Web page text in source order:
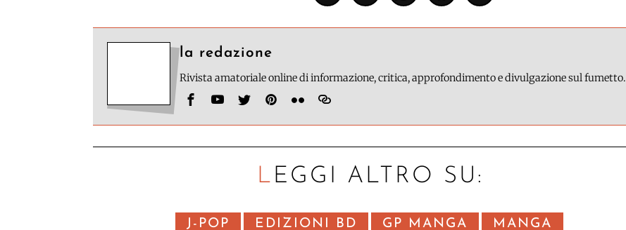
la redazione
Rivista amatoriale online di informazione, critica, approfondimento e divulgazione sul fumetto.
LEGGI ALTRO SU:
J-POP EDIZIONI BD GP MANGA MANGA